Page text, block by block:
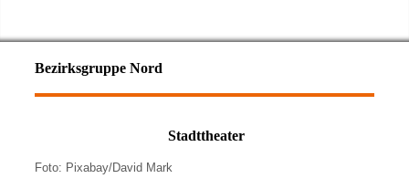
Bezirksgruppe Nord
Stadttheater
Foto: Pixabay/David Mark